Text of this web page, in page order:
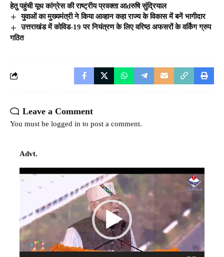
हेतु पहुंची यूथ कांग्रेस की राष्ट्रीय प्रवक्ता आdरुषि सुंद्रियाल
युवाओं का मुख्यमंत्री ने किया आव्हान कहा राज्य के विकास में बनें भागीदार
उत्तराखंड में कोविड-19 पर नियंत्रण के लिए वरिष्ठ अफसरों के वर्किंग ग्रुप
गठित
Leave a Comment
You must be logged in to post a comment.
Advt.
Video